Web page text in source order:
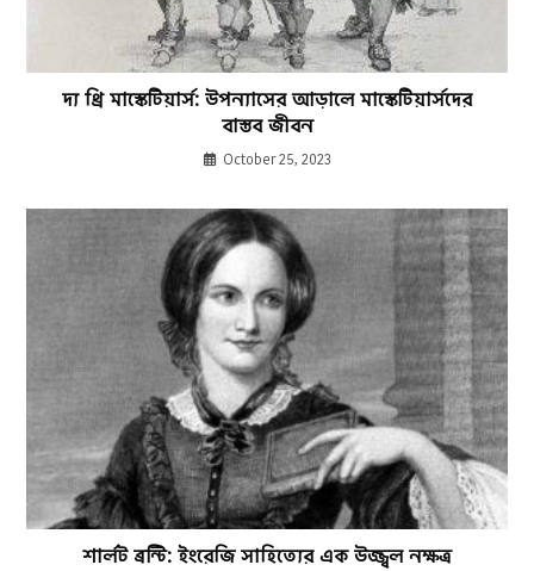
দ্য থ্রি মাস্কেটিয়ার্স: উপন্যাসের আড়ালে মাস্কেটিয়ার্সদের
বাস্তব জীবন
October 25, 2023
শার্লট ব্রন্টি: ইংরেজি সাহিত্যের এক উজ্জ্বল নক্ষত্র